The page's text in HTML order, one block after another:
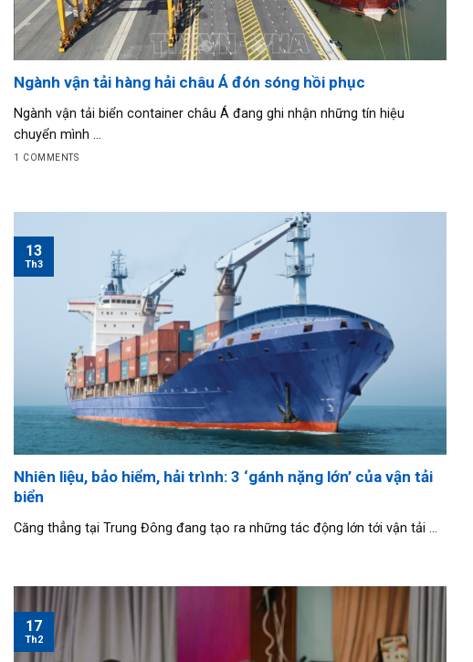
Ngành vận tải hàng hải châu Á đón sóng hồi phục
Ngành vận tải biển container châu Á đang ghi nhận những tín hiệu
chuyển mình ...
1 COMMENTS
Nhiên liệu, bảo hiểm, hải trình: 3 ‘gánh nặng lớn’ của vận tải
biển
Căng thẳng tại Trung Đông đang tạo ra những tác động lớn tới vận tải ...
13
Th3
17
Th2